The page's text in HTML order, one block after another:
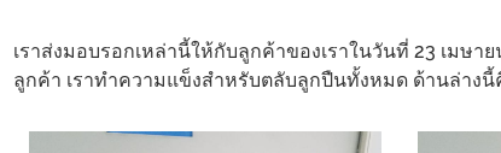
เราส่งมอบรอกเหล่านี้ให้กับลูกค้าของเราในวันที่ 23 เมษา
ลูกค้า เราทำความแข็งสำหรับตลับลูกปืนทั้งหมด ด้านล่าง